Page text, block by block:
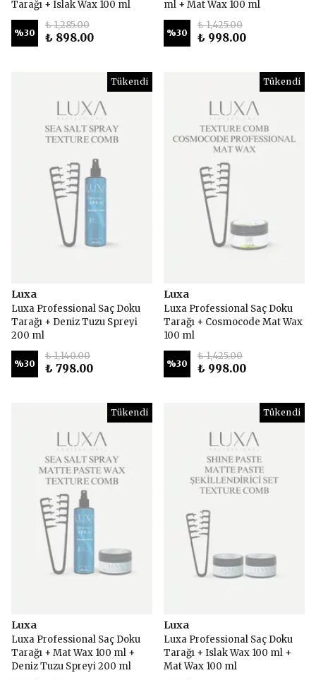
Tarağı + Islak Wax 100 ml
%30
₺ 1,285.00
₺ 898.00
ml + Mat Wax 100 ml
%30
₺ 1,425.00
₺ 998.00
Tükendi
Luxa
Luxa Professional Saç Doku
Tarağı + Deniz Tuzu Spreyi
200 ml
%30
₺ 1,140.00
₺ 798.00
Tükendi
Luxa
Luxa Professional Saç Doku
Tarağı + Cosmocode Mat Wax
100 ml
%30
₺ 1,425.00
₺ 998.00
Tükendi
Luxa
Luxa Professional Saç Doku
Tarağı + Mat Wax 100 ml +
Deniz Tuzu Spreyi 200 ml
Tükendi
Luxa
Luxa Professional Saç Doku
Tarağı + Islak Wax 100 ml +
Mat Wax 100 ml